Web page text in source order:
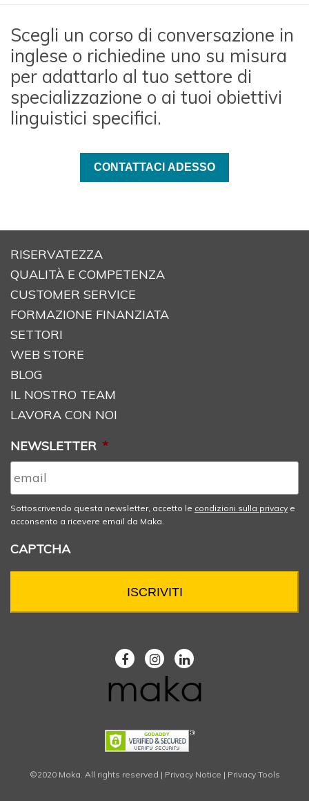
Scegli un corso di conversazione in
inglese o richiedine uno su misura
per adattarlo al tuo settore di
specializzazione o ai tuoi obiettivi
linguistici specifici.
CONTATTACI ADESSO
RISERVATEZZA
QUALITÀ E COMPETENZA
CUSTOMER SERVICE
FORMAZIONE FINANZIATA
SETTORI
WEB STORE
BLOG
IL NOSTRO TEAM
LAVORA CON NOI
NEWSLETTER *
Sottoscrivendo questa newsletter, accetto le condizioni sulla privacy e
acconsento a ricevere email da Maka.
CAPTCHA
©2020 Maka. All rights reserved | Privacy Notice | Privacy Tools